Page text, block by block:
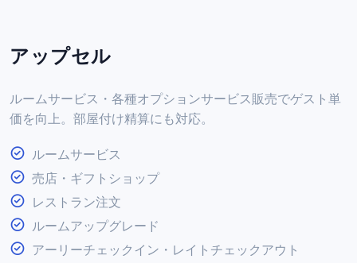
アップセル
ルームサービス・各種オプションサービス販売でゲスト単
価を向上。部屋付け精算にも対応。
ルームサービス
売店・ギフトショップ
レストラン注文
ルームアップグレード
アーリーチェックイン・レイトチェックアウト